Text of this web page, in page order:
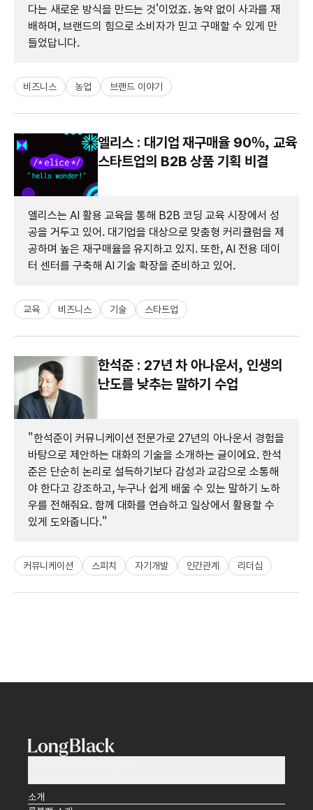
다는 새로운 방식을 만드는 것'이었죠. 농약 없이 사과를 재
배하며, 브랜드의 힘으로 소비자가 믿고 구매할 수 있게 만
들었답니다.
비즈니스 농업 브랜드 이야기
엘리스 : 대기업 재구매율 90%, 교육
스타트업의 B2B 상품 기획 비결
엘리스는 AI 활용 교육을 통해 B2B 코딩 교육 시장에서 성
공을 거두고 있어. 대기업을 대상으로 맞춤형 커리큘럼을 제
공하며 높은 재구매율을 유지하고 있지. 또한, AI 전용 데이
터 센터를 구축해 AI 기술 확장을 준비하고 있어.
교육 비즈니스 기술 스타트업
한석준 : 27년 차 아나운서, 인생의
난도를 낮추는 말하기 수업
"한석준이 커뮤니케이션 전문가로 27년의 아나운서 경험을
바탕으로 제안하는 대화의 기술을 소개하는 글이에요. 한석
준은 단순히 논리로 설득하기보다 감성과 교감으로 소통해
야 한다고 강조하고, 누구나 쉽게 배울 수 있는 말하기 노하
우를 전해줘요. 함께 대화를 연습하고 일상에서 활용할 수
있게 도와줍니다."
커뮤니케이션 스피치 자기개발 인간관계 리더십
소개